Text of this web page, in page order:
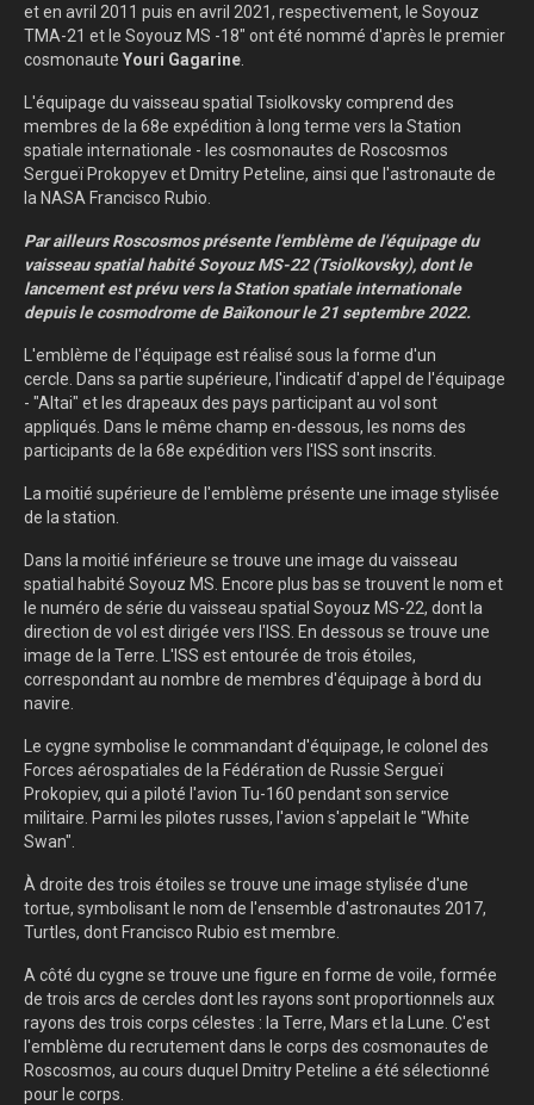
et en avril 2011 puis en avril 2021, respectivement, le Soyouz
TMA-21 et le Soyouz MS -18" ont été nommé d'après le premier
cosmonaute Youri Gagarine
L'équipage du vaisseau spatial Tsiolkovsky comprend des
membres de la 68e expédition à long terme vers la Station
spatiale internationale - les cosmonautes de Roscosmos
Sergueï Prokopyev et Dmitry Peteline, ainsi que l'astronaute de
la NASA Francisco Rubio.
Par ailleurs Roscosmos présente l'emblème de l'équipage du
vaisseau spatial habité Soyouz MS-22 (Tsiolkovsky), dont le
lancement est prévu vers la Station spatiale internationale
depuis le cosmodrome de Baïkonour le 21 septembre 2022.
L'emblème de l'équipage est réalisé sous la forme d'un
cercle. Dans sa partie supérieure, l'indicatif d'appel de l'équipage
- "Altai" et les drapeaux des pays participant au vol sont
appliqués. Dans le même champ en-dessous, les noms des
participants de la 68e expédition vers l'ISS sont inscrits.
La moitié supérieure de l'emblème présente une image stylisée
de la station.
Dans la moitié inférieure se trouve une image du vaisseau
spatial habité Soyouz MS. Encore plus bas se trouvent le nom et
le numéro de série du vaisseau spatial Soyouz MS-22, dont la
direction de vol est dirigée vers l'ISS. En dessous se trouve une
image de la Terre. L'ISS est entourée de trois étoiles,
correspondant au nombre de membres d'équipage à bord du
navire.
Le cygne symbolise le commandant d'équipage, le colonel des
Forces aérospatiales de la Fédération de Russie Sergueï
Prokopiev, qui a piloté l'avion Tu-160 pendant son service
militaire. Parmi les pilotes russes, l'avion s'appelait le "White
Swan".
À droite des trois étoiles se trouve une image stylisée d'une
tortue, symbolisant le nom de l'ensemble d'astronautes 2017,
Turtles, dont Francisco Rubio est membre.
A côté du cygne se trouve une figure en forme de voile, formée
de trois arcs de cercles dont les rayons sont proportionnels aux
rayons des trois corps célestes : la Terre, Mars et la Lune. C'est
l'emblème du recrutement dans le corps des cosmonautes de
Roscosmos, au cours duquel Dmitry Peteline a été sélectionné
pour le corps.